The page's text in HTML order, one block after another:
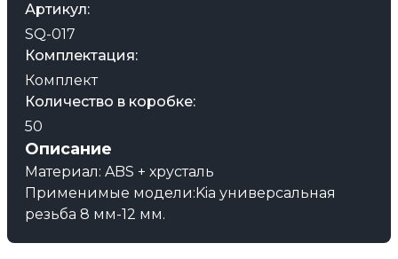
Артикул:
SQ-017
Комплектация:
Комплект
Количество в коробке:
50
Описание
Материал: ABS + хрусталь
Применимые модели:Kia универсальная
резьба 8 мм-12 мм.